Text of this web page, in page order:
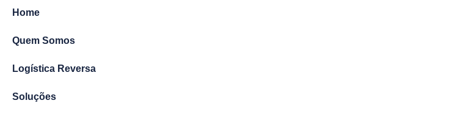
Home
Quem Somos
Logística Reversa
Soluções